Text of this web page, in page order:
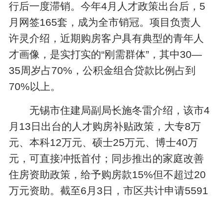
行后一度滞销。今年4月人才政策出台后，5
月网签165套，成为全市销冠。项目负责人
许灵介绍，近期购房客户具有典型的青年人
才画像，是实打实的“刚需群体”，其中30—
35周岁占70%，公积金组合贷款比例占到
70%以上。
无锡市住建局副局长施冬雷介绍，该市4
月13日出台的人才购房补贴政策，大专8万
元、本科12万元、硕士25万元、博士40万
元，可直接冲抵首付；同步推出的家庭改善
住房资助政策，给予购房款15%但不超过20
万元资助。截至6月3日，市区共计申请5591